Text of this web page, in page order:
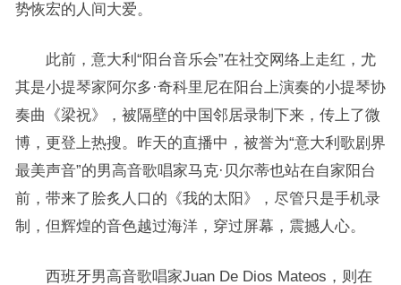
势恢宏的人间大爱。
此前，意大利“阳台音乐会”在社交网络上走红，尤
其是小提琴家阿尔多·奇科里尼在阳台上演奏的小提琴协
奏曲《梁祝》，被隔壁的中国邻居录制下来，传上了微
博，更登上热搜。昨天的直播中，被誉为“意大利歌剧界
最美声音”的男高音歌唱家马克·贝尔蒂也站在自家阳台
前，带来了脍炙人口的《我的太阳》，尽管只是手机录
制，但辉煌的音色越过海洋，穿过屏幕，震撼人心。
西班牙男高音歌唱家Juan De Dios Mateos，则在